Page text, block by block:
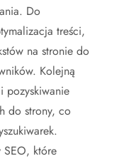
Do
treści,
na stronie do
Kolejną
pozyskiwanie
do strony, co
SEO, które